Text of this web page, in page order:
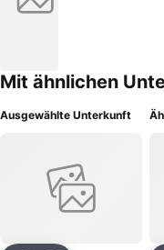
Mit ähnlichen
Ausgewählte Unterkunft